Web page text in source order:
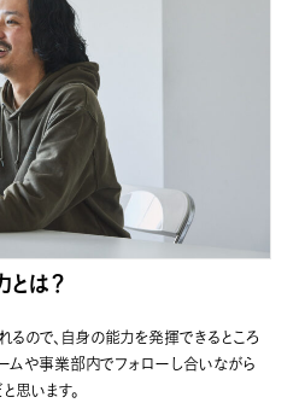
は？
るので、自身の能力を発揮できるところ
ムや事業部内でフォローし合いながら
思います。